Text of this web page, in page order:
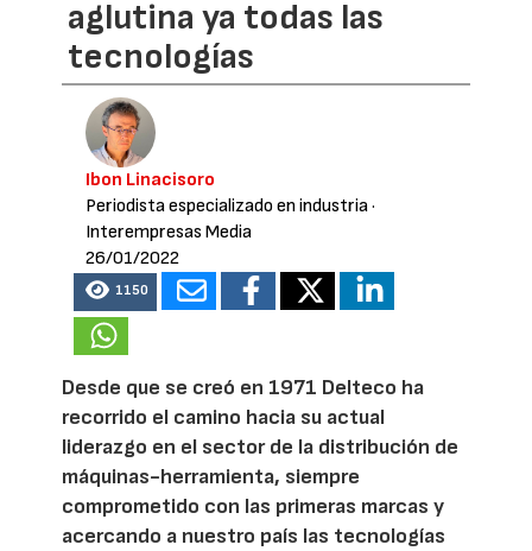
aglutina ya todas las
tecnologías
Ibon Linacisoro
Periodista especializado en industria·
Interempresas Media
26/01/2022
1150
Desde que se creó en 1971 Delteco ha
recorrido el camino hacia su actual
liderazgo en el sector de la distribución de
máquinas-herramienta, siempre
comprometido con las primeras marcas y
acercando a nuestro país las tecnologías